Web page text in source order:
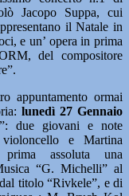
Jacopo Suppa, cui
il Natale in
e un’ opera in prima
del compositore
appuntamento ormai
lunedì 27 Gennaio
due giovani e note
violoncello e Martina
assoluta una
“G. Michelli” al
titolo “Rivkele”, e di